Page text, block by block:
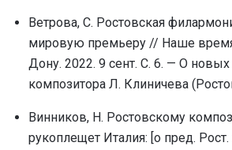
Ветрова, С. Ростовская
мировую премьеру // Наше
Дону. 2022. 9 сент. С. 6. — О
композитора Л. Клиничева
Винников, Н. Ростовскому
pукоплещет Италия: [о пpед.